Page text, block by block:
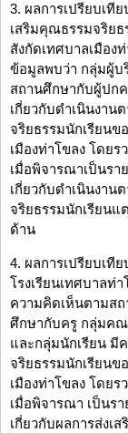
3. ผลการเปรียบเที
เสริมคุณธรรมจริยธ
สังกัดเทศบาลเมือง
ข้อมูลพบว่า กลุ่มผู้บ
สถานศึกษากับผู้ปก
เกี่ยวกับดำเนินงาน
จริยธรรมนักเรียนข
เมืองท่าโขลง โดย
เมื่อพิจารณาเป็นร
เกี่ยวกับดำเนินงาน
จริยธรรมนักเรียน
ด้าน
4. ผลการเปรียบเที
โรงเรียนเทศบาลท่
ความคิดเห็นตามส
ศึกษากับครู กลุ่มคณ
และกลุ่มนักเรียน มี
จริยธรรมนักเรียนข
เมืองท่าโขลง โดย
เมื่อพิจารณา เป็นร
เกี่ยวกับผลการส่งเ